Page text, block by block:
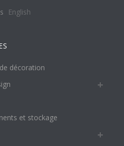
English
décoration
et stockage